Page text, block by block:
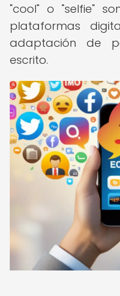
"cool" o "selfie"
plataformas
adaptación de
escrito.